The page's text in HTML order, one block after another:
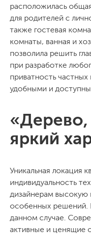
расположилась
для родителей с
также гостевая
комнаты, ванная и
позволила решить
при разработке
приватность
удобными и
яркий
Уникальная локация
индивидуальность
дизайнерам высокую
особенных решений.
данном случае.
активные и ценящие